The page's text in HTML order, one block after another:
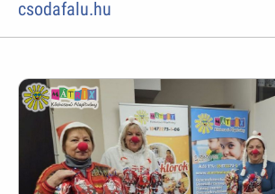
csodafalu.hu